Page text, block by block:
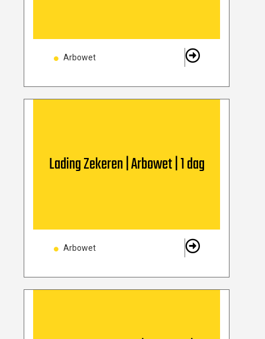
Arbowet
Lading Zekeren | Arbowet | 1 dag
Arbowet